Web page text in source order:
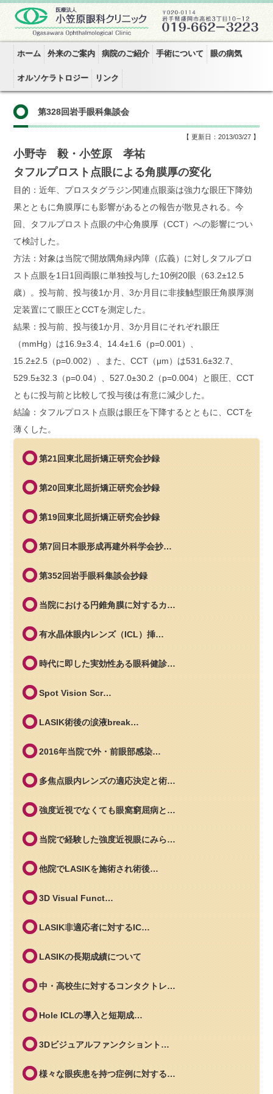
ホーム 外来のご案内 病院のご紹介 手術について 眼の病気
オルソケラトロジー リンク
第328回岩手眼科集談会
【 更新日：2013/03/27 】
小野寺 毅・小笠原 孝祐
タフルプロスト点眼による角膜厚の変化
目的：近年、プロスタグラジン関連点眼薬は強力な眼圧下降効
果とともに角膜厚にも影響があるとの報告が散見される。今
回、タフルプロスト点眼の中心角膜厚（CCT）への影響につい
て検討した。
方法：対象は当院で開放隅角緑内障（広義）に対しタフルプロ
スト点眼を1日1回両眼に単独投与した10例20眼（63.2±12.5
歳）。投与前、投与後1か月、3か月目に非接触型眼圧角膜厚測
定装置にて眼圧とCCTを測定した。
結果：投与前、投与後1か月、3か月目にそれぞれ眼圧
（mmHg）は16.9±3.4、14.4±1.6（p=0.001）、
15.2±2.5（p=0.002）、また、CCT（μm）は531.6±32.7、
529.5±32.3（p=0.04）、527.0±30.2（p=0.004）と眼圧、CCT
ともに投与前と比較して投与後は有意に減少した。
結論：タフルプロスト点眼は眼圧を下降するとともに、CCTを
薄くした。
第21回東北屈折矯正研究会抄録
第20回東北屈折矯正研究会抄録
第19回東北屈折矯正研究会抄録
第7回日本眼形成再建外科学会抄…
第352回岩手眼科集談会抄録
当院における円錐角膜に対するカ…
有水晶体眼内レンズ（ICL）挿…
時代に即した実効性ある眼科健診…
Spot Vision Scr…
LASIK術後の涙液break…
2016年当院で外・前眼部感染…
多焦点眼内レンズの適応決定と術…
強度近視でなくても眼窩窮屈病と…
当院で経験した強度近視眼にみら…
他院でLASIKを施術され術後…
3D Visual Funct…
LASIK非適応者に対するIC…
LASIKの長期成績について
中・高校生に対するコンタクトレ…
Hole ICLの導入と短期成…
3Dビジュアルファンクショント…
様々な眼疾患を持つ症例に対する…